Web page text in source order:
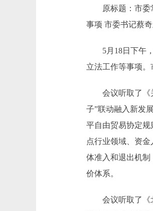
原标题：市委常
事项 市委书记蔡
5月18日下午，
立法工作等事项。
会议听取了《关
子”联动融入新发
平自由贸易协定规
点行业领域、资
体准入和退出机
价体系。
会议听取了《北